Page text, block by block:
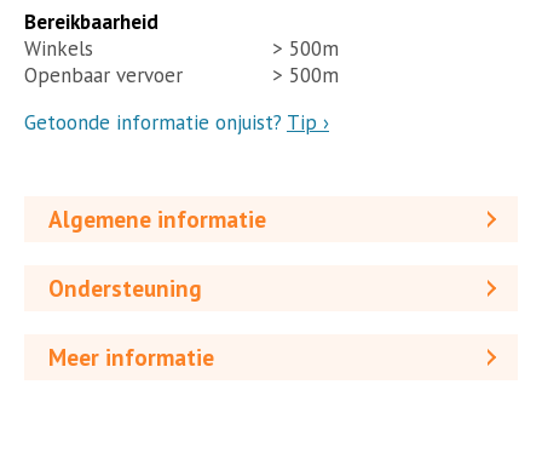
Bereikbaarheid
Winkels
> 500m
Openbaar vervoer
> 500m
Getoonde informatie onjuist? Tip ›
Algemene informatie
Ondersteuning
Meer informatie